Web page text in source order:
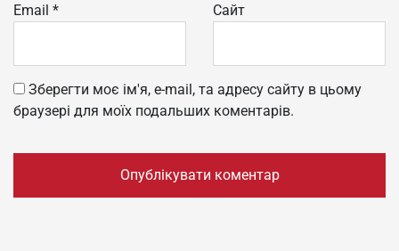
Email * Сайт
Зберегти моє ім'я, e-mail, та адресу сайту в цьому
браузері для моїх подальших коментарів.